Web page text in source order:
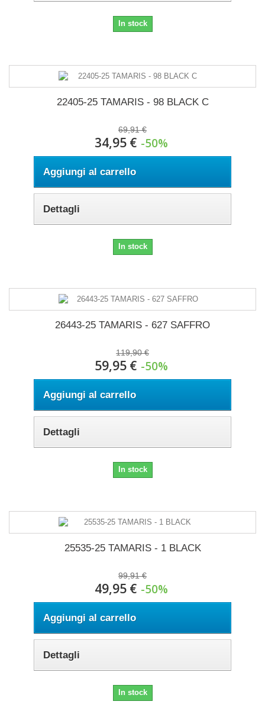
In stock
22405-25 TAMARIS - 98 BLACK C
34,95 €
69,91 €
-50%
Aggiungi al carrello
Dettagli
In stock
26443-25 TAMARIS - 627 SAFFRO
59,95 €
119,90 €
-50%
Aggiungi al carrello
Dettagli
In stock
25535-25 TAMARIS - 1 BLACK
49,95 €
99,91 €
-50%
Aggiungi al carrello
Dettagli
In stock